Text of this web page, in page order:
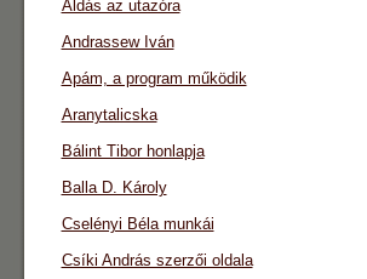
Áldás az utazóra
Andrassew Iván
Apám, a program működik
Aranytalicska
Bálint Tibor honlapja
Balla D. Károly
Cselényi Béla munkái
Csíki András szerzői oldala